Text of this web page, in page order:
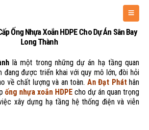
Ống Nhựa Xoắn HDPE Cho Dự Án Sân Bay
Long Thành
là một trong những dự án hạ tầng quan
đang được triển khai với quy mô lớn, đòi hỏi
về chất lượng và an toàn. An Đạt Pháthân
ống nhựa xoắn HDPE cho dự án quan trọng
xây dựng hạ tầng hệ thống điện và viễn